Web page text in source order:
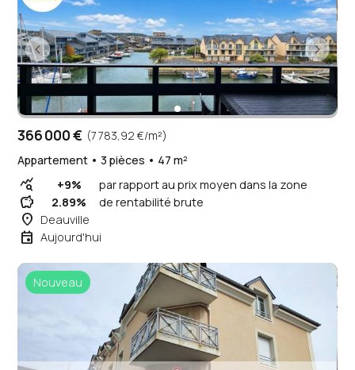
366 000 € (7 783,92 €/m²)
Appartement • 3 pièces • 47 m²
query_stats +9% par rapport au prix moyen dans la zone
savings 2.89% de rentabilité brute
place Deauville
event Aujourd'hui
Nouveau